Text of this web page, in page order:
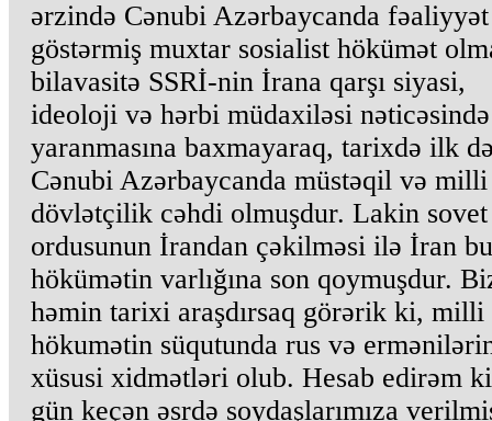
ərzində Cənubi Azərbaycanda fəaliyyət
göstərmiş muxtar sosialist hökümət
bilavasitə SSRİ-nin İrana qarşı siyasi,
ideoloji və hərbi müdaxiləsi nəticəsində
yaranmasına baxmayaraq, tarixdə ilk
Cənubi Azərbaycanda müstəqil və
dövlətçilik cəhdi olmuşdur. Lakin sovet
ordusunun İrandan çəkilməsi ilə İran
hökümətin varlığına son qoymuşdur.
həmin tarixi araşdırsaq görərik ki, milli
hökumətin süqutunda rus və
xüsusi xidmətləri olub. Hesab edirəm
gün keçən əsrdə soydaşlarımıza